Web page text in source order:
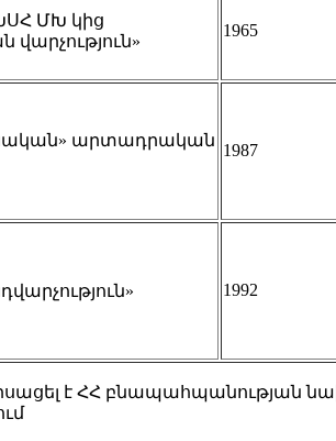
ՄԽ կից
1965
արտադրական
1987
1992
է ՀՀ բնապահպանության